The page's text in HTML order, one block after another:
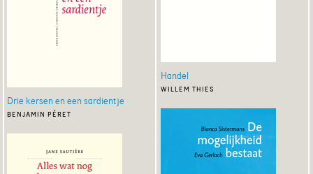
Drie kersen en een sardientje
benjamin péret
Handel
willem thies